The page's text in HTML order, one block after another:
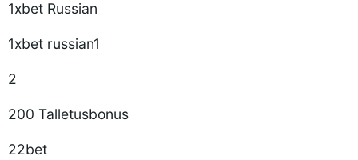
1xbet Russian
1xbet russian1
2
200 Talletusbonus
22bet